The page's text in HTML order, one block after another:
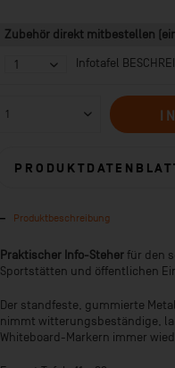
Zubehör direkt mitbestellen
Infotafel
Produktbeschreibung
Praktischer Info-Steher für den
Sportstätten und öffentlichen
Der standfeste, gummierte
nimmt witterungsbeständige,
Whiteboard-Markern immer